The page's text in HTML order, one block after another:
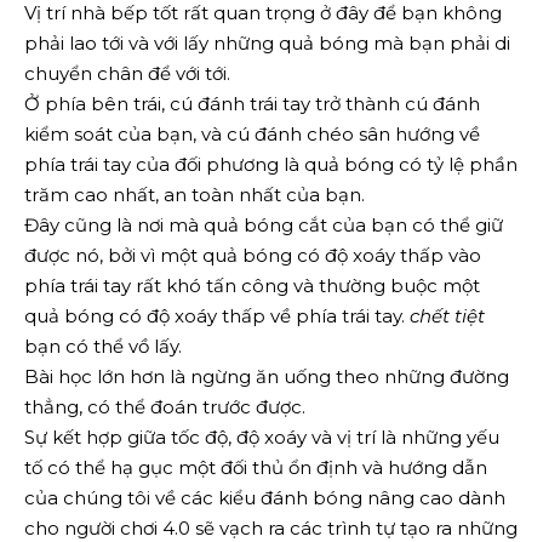
Vị trí nhà bếp tốt rất quan trọng ở đây để bạn không
phải lao tới và với lấy những quả bóng mà bạn phải di
chuyển chân để với tới.
Ở phía bên trái, cú đánh trái tay trở thành cú đánh
kiểm soát của bạn, và cú đánh chéo sân hướng về
phía trái tay của đối phương là quả bóng có tỷ lệ phần
trăm cao nhất, an toàn nhất của bạn.
Đây cũng là nơi mà quả bóng cắt của bạn có thể giữ
được nó, bởi vì một quả bóng có độ xoáy thấp vào
phía trái tay rất khó tấn công và thường buộc một
quả bóng có độ xoáy thấp về phía trái tay. chết tiệt
bạn có thể vồ lấy.
Bài học lớn hơn là ngừng ăn uống theo những đường
thẳng, có thể đoán trước được.
Sự kết hợp giữa tốc độ, độ xoáy và vị trí là những yếu
tố có thể hạ gục một đối thủ ổn định và hướng dẫn
của chúng tôi về các kiểu đánh bóng nâng cao dành
cho người chơi 4.0 sẽ vạch ra các trình tự tạo ra những